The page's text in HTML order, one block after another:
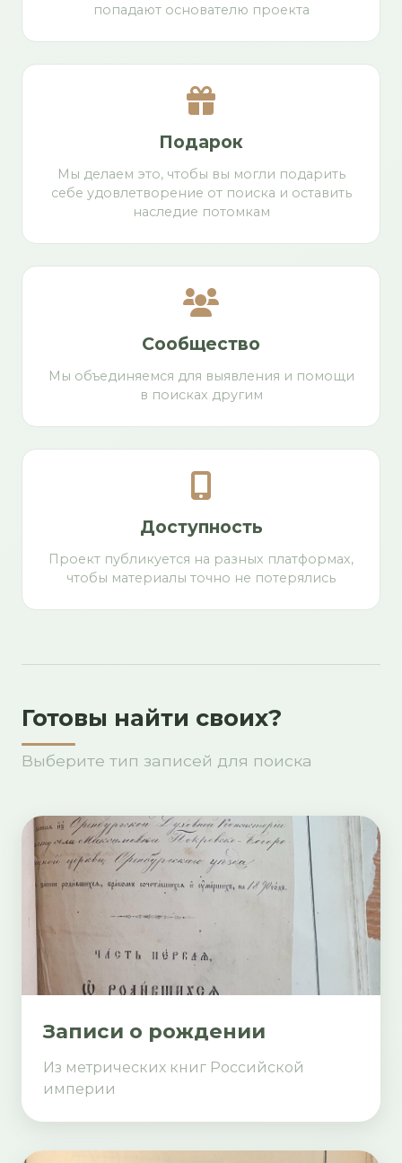
попадают основателю проекта
Подарок
Мы делаем это, чтобы вы могли подарить
себе удовлетворение от поиска и оставить
наследие потомкам
Сообщество
Мы объединяемся для выявления и помощи
в поисках другим
Доступность
Проект публикуется на разных платформах,
чтобы материалы точно не потерялись
Готовы найти своих?
Выберите тип записей для поиска
Записи о рождении
Из метрических книг Российской
империи